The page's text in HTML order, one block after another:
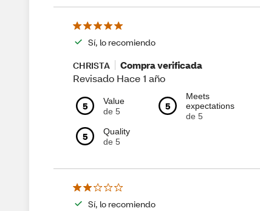
Sí, lo recomiendo
CHRISTA
Compra verificada
Revisado Hace 1 año
5
Value
de 5
5
Meets
expectations
de 5
5
Quality
de 5
Sí, lo recomiendo